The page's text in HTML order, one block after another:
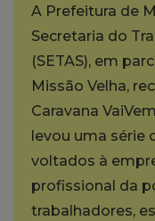
A Prefeitura de
Secretaria do
(SETAS), em
Missão Velha,
Caravana
levou uma série
voltados à
profissional da
trabalhadores,